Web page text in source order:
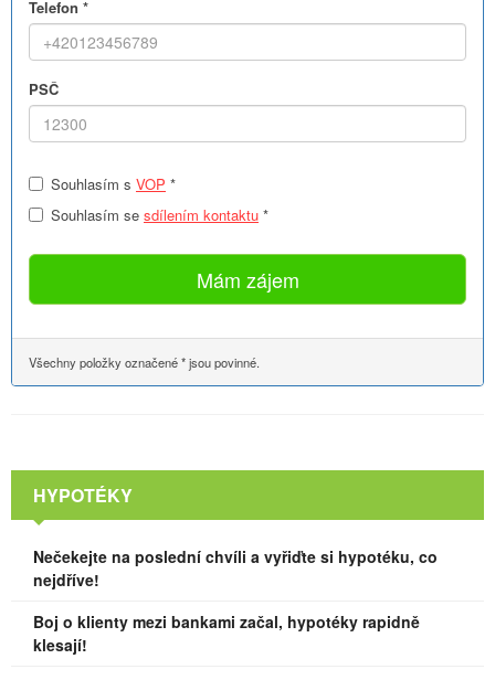
Telefon *
PSČ
Souhlasím s VOP *
Souhlasím se sdílením kontaktu *
Mám zájem
Všechny položky označené * jsou povinné.
HYPOTÉKY
Nečekejte na poslední chvíli a vyřiďte si hypotéku, co
nejdříve!
Boj o klienty mezi bankami začal, hypotéky rapidně
klesají!